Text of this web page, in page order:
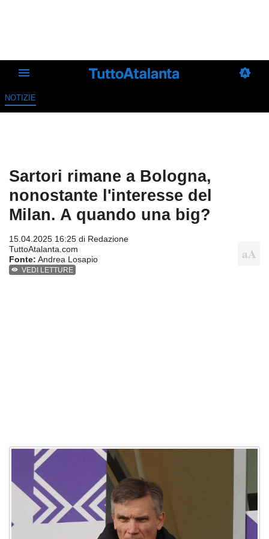
NOTIZIE
Sartori rimane a Bologna,
nonostante l'interesse del
Milan. A quando una big?
15.04.2025 16:25 di Redazione
TuttoAtalanta.com
Fonte: Andrea Losapio
VEDI LETTURE